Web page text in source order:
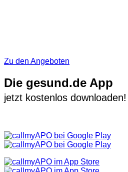
Zu den Angeboten
Die gesund.de App
jetzt kostenlos downloaden!